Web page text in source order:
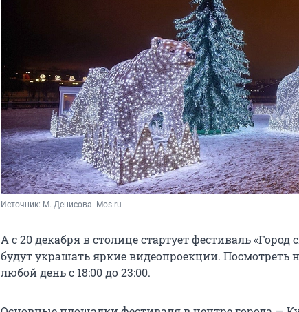
Источник: М. Денисова. Mos.ru
А с 20 декабря в столице стартует фестиваль «Город
будут украшать яркие видеопроекции. Посмотреть
любой день с 18:00 до 23:00.